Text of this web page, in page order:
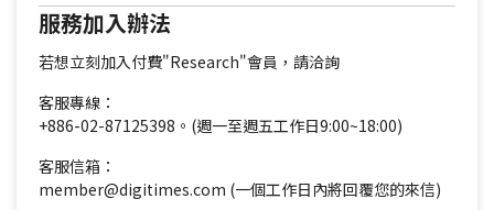
服務加入辦法
若想立刻加入付費"Research"會員，請洽詢
客服專線：
+886-02-87125398。(週一至週五工作日9:00~18:00)
客服信箱：
member@digitimes.com (一個工作日內將回覆您的來信)